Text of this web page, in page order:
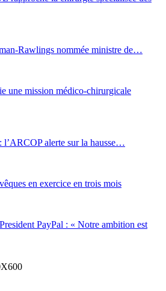
Rawlings nommée ministre de…
une mission médico-chirurgicale
l’ARCOP alerte sur la hausse…
en exercice en trois mois
PayPal : « Notre ambition est